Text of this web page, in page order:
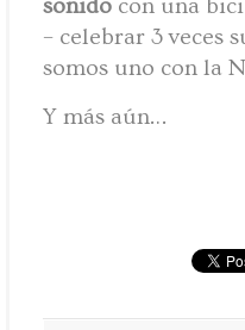
sonido con una
– celebrar 3 veces
somos uno con la
Y más aún…